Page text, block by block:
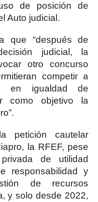
de posición de
Auto judicial.
que “después de
judicial, la
otro concurso
competir a
en igualdad de
como objetivo la
petición cautelar
la RFEF, pese
de utilidad
responsabilidad y
de recursos
y solo desde 2022,